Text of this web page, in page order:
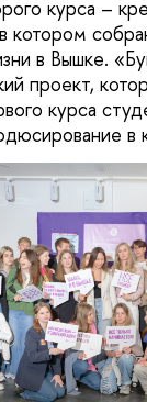
курса –
котором
в Вышке.
проект,
курса
в